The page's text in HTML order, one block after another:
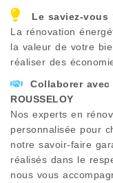
Le saviez-vous
La rénovation
la valeur de votre
réaliser des
Collaborer
ROUSSELOY
Nos experts en
personnalisée pour
notre savoir-faire
réalisés dans le
nous vous